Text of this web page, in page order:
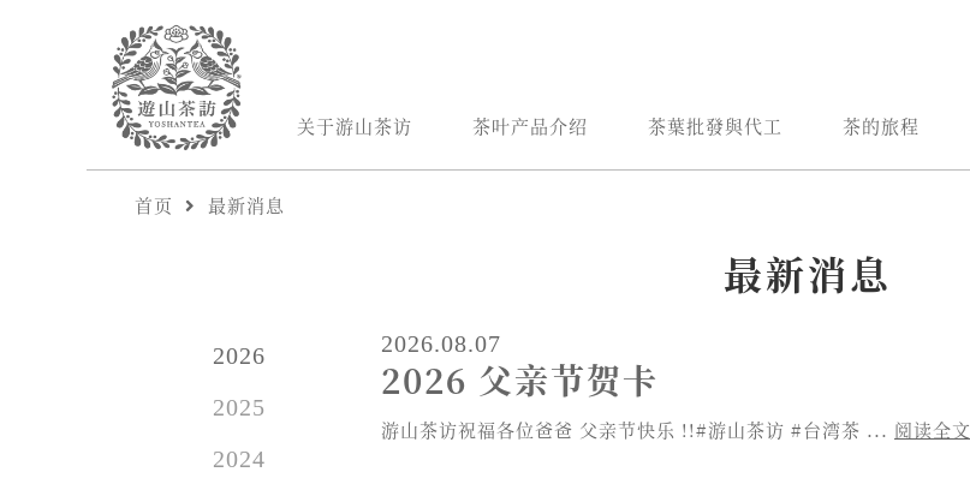
关于游山茶访 茶叶产品介绍 茶葉批發與代工 茶的旅程
首页 最新消息
最新消息
2026
2025
2024
2026.08.07
2026 父亲节贺卡
游山茶访祝福各位爸爸 父亲节快乐 !!#游山茶访 #台湾茶 ... 阅读全文